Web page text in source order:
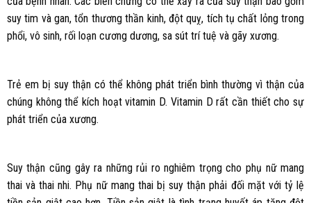
suy tim và gan, tổn thương thần kinh, đột quỵ, tích tụ chất lỏng trong
phổi, vô sinh, rối loạn cương dương, sa sút trí tuệ và gãy xương.
Trẻ em bị suy thận có thể không phát triển bình thường vì thận của
chúng không thể kích hoạt vitamin D. Vitamin D rất cần thiết cho sự
phát triển của xương.
Suy thận cũng gây ra những rủi ro nghiêm trọng cho phụ nữ mang
thai và thai nhi. Phụ nữ mang thai bị suy thận phải đối mặt với tỷ lệ